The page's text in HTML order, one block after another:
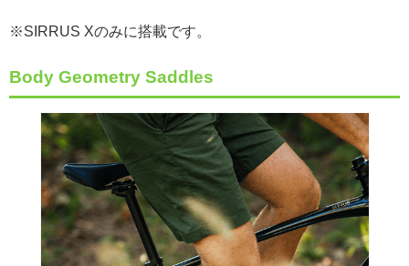
※SIRRUS Xのみに搭載です。
Body Geometry Saddles